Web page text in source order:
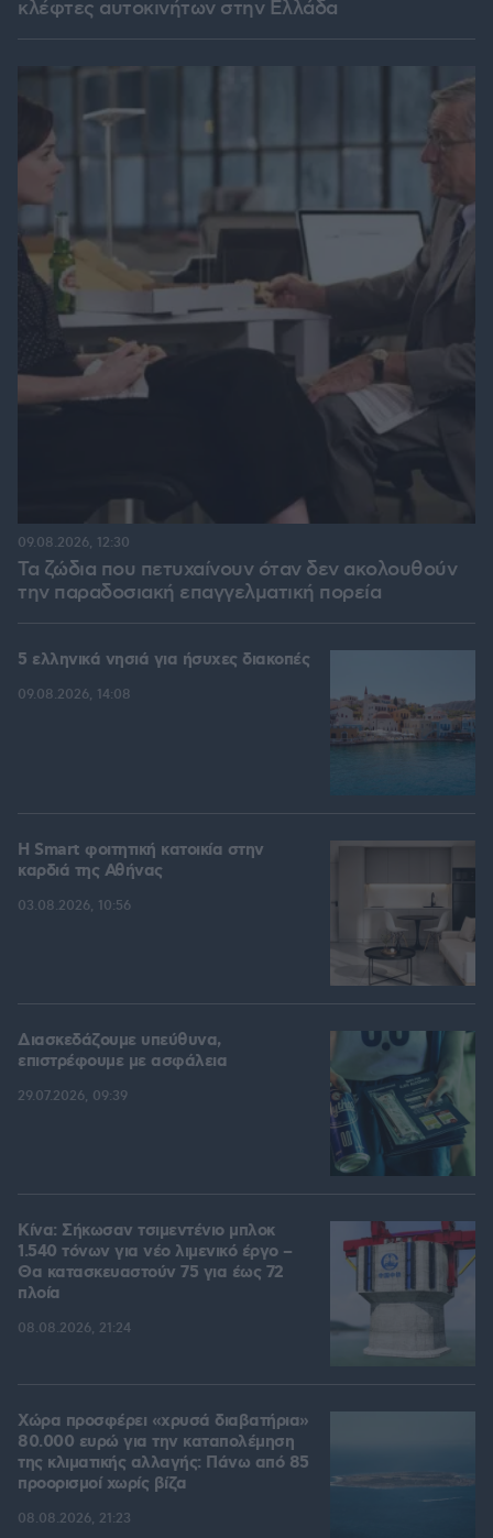
κλέφτες αυτοκινήτων στην Ελλάδα
Τα ζώδια που πετυχαίνουν όταν δεν ακολουθούν
την παραδοσιακή επαγγελματική πορεία
09.08.2026, 12:30
5 ελληνικά νησιά για ήσυχες διακοπές
09.08.2026, 14:08
Η Smart φοιτητική κατοικία στην
καρδιά της Αθήνας
03.08.2026, 10:56
Διασκεδάζουμε υπεύθυνα,
επιστρέφουμε με ασφάλεια
29.07.2026, 09:39
Κίνα: Σήκωσαν τσιμεντένιο μπλοκ
1.540 τόνων για νέο λιμενικό έργο –
Θα κατασκευαστούν 75 για έως 72
πλοία
08.08.2026, 21:24
Χώρα προσφέρει «χρυσά διαβατήρια»
80.000 ευρώ για την καταπολέμηση
της κλιματικής αλλαγής: Πάνω από 85
προορισμοί χωρίς βίζα
08.08.2026, 21:23